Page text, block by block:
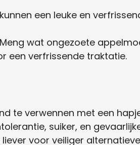
een leuke en
wat ongezoete
een verfrissende traktatie.
te verwennen met een
suiker, en
liever voor veiliger